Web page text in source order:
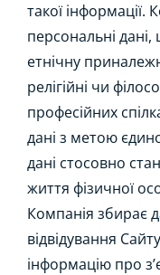
такої інформації.
персональні
етнічну
релігійні чи
професійних
дані з метою
дані стосовно
життя фізичної
Компанія збирає
відвідування
інформацію про